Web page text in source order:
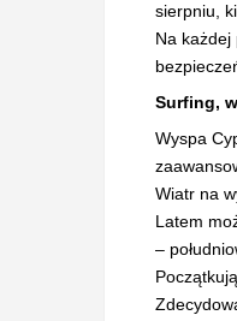
sierpniu,
Na każdej
Surfing,
Wyspa
Wiatr na
Latem
–